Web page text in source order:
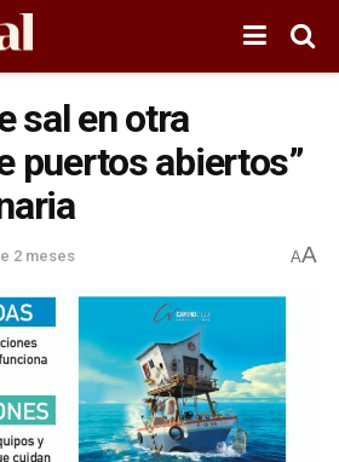
sal en otra
puertos abiertos”
2 meses AA